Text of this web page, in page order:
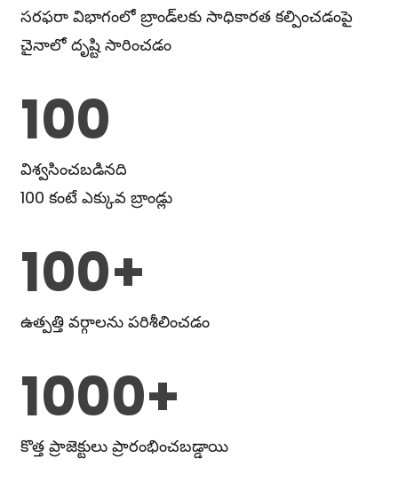
సరఫరా విభాగంలో బ్రాండ్‌లకు సాధికారత కల్పించడంపై
చైనాలో దృష్టి సారించడం
100
విశ్వసించబడినది
100 కంటే ఎక్కువ బ్రాండ్లు
100+
ఉత్పత్తి వర్గాలను పరిశీలించడం
1000+
కొత్త ప్రాజెక్టులు ప్రారంభించబడ్డాయి